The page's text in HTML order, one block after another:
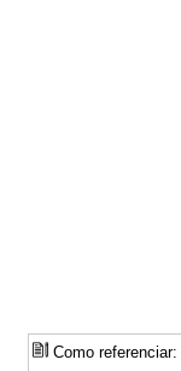
Como